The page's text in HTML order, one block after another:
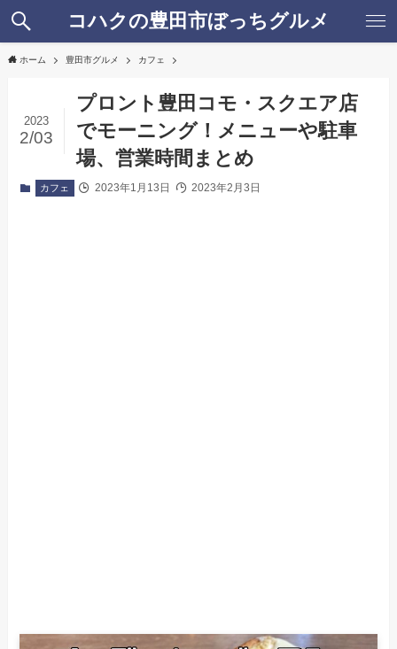
コハクの豊田市ぼっちグルメ
ホーム 豊田市グルメ カフェ
プロント豊田コモ・スクエア店
でモーニング！メニューや駐車
場、営業時間まとめ
2023
2/03
カフェ 2023年1月13日 2023年2月3日